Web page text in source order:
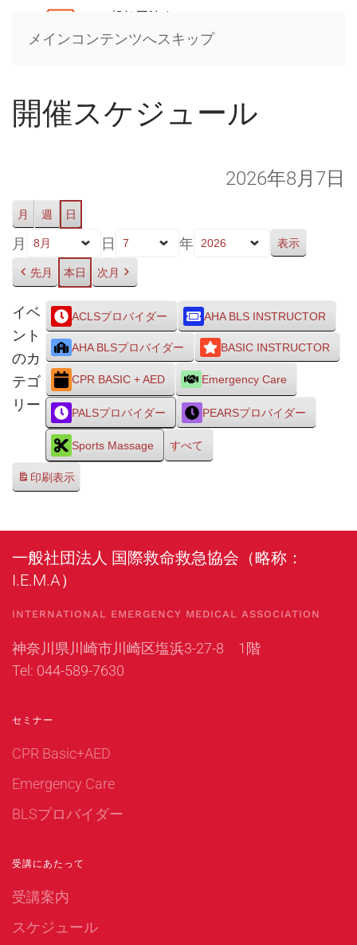
メインコンテンツへスキップ
開催スケジュール
2026年8月7日
月 週 日
月 日 年
先月 本日 次月
イベ
ント
のカ
テゴ
リー
ACLSプロバイダー AHA BLS INSTRUCTOR
AHA BLSプロバイダー BASIC INSTRUCTOR
CPR BASIC + AED Emergency Care
PALSプロバイダー PEARSプロバイダー
Sports Massage すべて
印刷表示
一般社団法人 国際救命救急協会（略称：
I.E.M.A）
INTERNATIONAL EMERGENCY MEDICAL ASSOCIATION
神奈川県川崎市川崎区塩浜3-27-8 1階
Tel: 044-589-7630
セミナー
CPR Basic+AED
Emergency Care
BLSプロバイダー
受講にあたって
受講案内
スケジュール